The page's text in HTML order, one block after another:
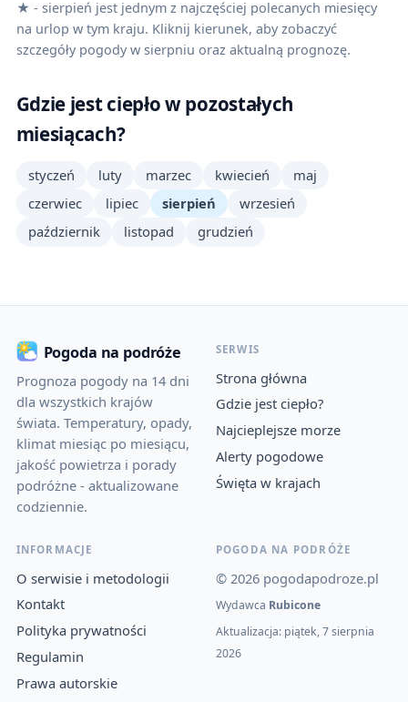
★ - sierpień jest jednym z najczęściej polecanych miesięcy
na urlop w tym kraju. Kliknij kierunek, aby zobaczyć
szczegóły pogody w sierpniu oraz aktualną prognozę.
Gdzie jest ciepło w pozostałych
miesiącach?
styczeń luty marzec kwiecień
maj
czerwiec
lipiec sierpień
wrzesień
październik
listopad grudzień
Pogoda na podróże
Prognoza pogody na 14 dni
dla wszystkich krajów
świata. Temperatury, opady,
klimat miesiąc po miesiącu,
jakość powietrza i porady
podróżne - aktualizowane
codziennie.
SERWIS
Strona główna
Gdzie jest ciepło?
Najcieplejsze morze
Alerty pogodowe
Święta w krajach
INFORMACJE
O serwisie i metodologii
Kontakt
Polityka prywatności
Regulamin
Prawa autorskie
POGODA NA PODRÓŻE
© 2026 pogodapodroze.pl
Wydawca Rubicone
Aktualizacja: piątek, 7 sierpnia
2026